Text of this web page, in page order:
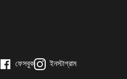
ফেসবুক ইনস্টাগ্রাম